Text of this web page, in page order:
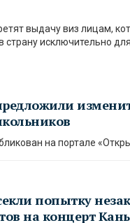
выдачу виз лицам,
страну исключительно
на портале
попытку
на концерт